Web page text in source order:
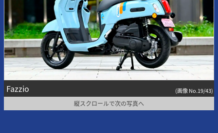
Fazzio (画像 No.19/43)
縦スクロールで次の写真へ